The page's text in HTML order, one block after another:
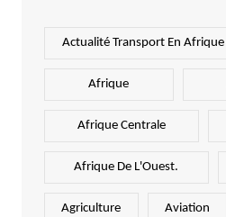
Actualité Transport En Afrique
Afrique
Afrique Centrale
Afrique De L'Ouest.
Agriculture Aviation